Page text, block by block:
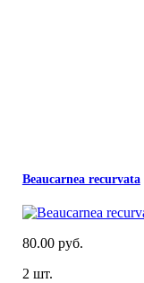
Beaucarnea recurvata
80.00 руб.
2 шт.